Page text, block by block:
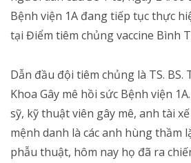
Bệnh viện 1A đang tiếp tục thực
tại Điểm tiêm chủng vaccine Bình
Dẫn đầu đội tiêm chủng là TS.
Khoa Gây mê hồi sức Bệnh viện
sỹ, kỹ thuật viên gây mê, anh tài
mệnh danh là các anh hùng thầm
phẫu thuật, hôm nay họ đã ra